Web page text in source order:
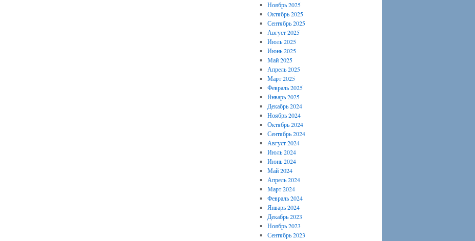
Ноябрь 2025
Октябрь 2025
Сентябрь 2025
Август 2025
Июль 2025
Июнь 2025
Май 2025
Апрель 2025
Март 2025
Февраль 2025
Январь 2025
Декабрь 2024
Ноябрь 2024
Октябрь 2024
Сентябрь 2024
Август 2024
Июль 2024
Июнь 2024
Май 2024
Апрель 2024
Март 2024
Февраль 2024
Январь 2024
Декабрь 2023
Ноябрь 2023
Сентябрь 2023